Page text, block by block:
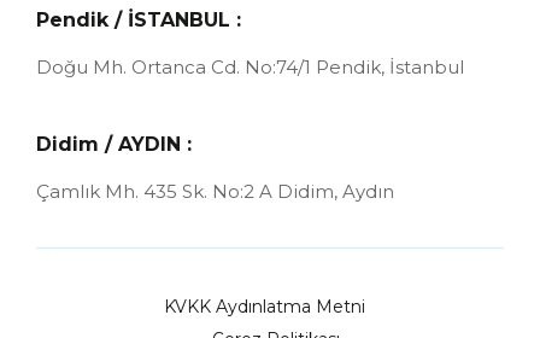
Pendik / İSTANBUL :
Doğu Mh. Ortanca Cd. No:74/1 Pendik, İstanbul
Didim / AYDIN :
Çamlık Mh. 435 Sk. No:2 A Didim, Aydın
KVKK Aydınlatma Metni